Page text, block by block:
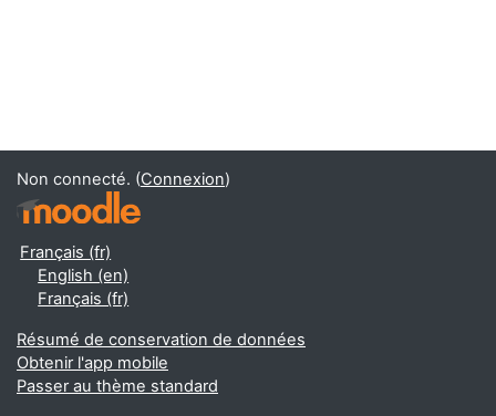
Non connecté. (Connexion)
Français ‎(fr)‎
English ‎(en)‎
Français ‎(fr)‎
Résumé de conservation de données
Obtenir l'app mobile
Passer au thème standard